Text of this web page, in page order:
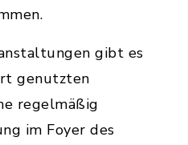
gibt es
genutzten
regelmäßig
im Foyer des